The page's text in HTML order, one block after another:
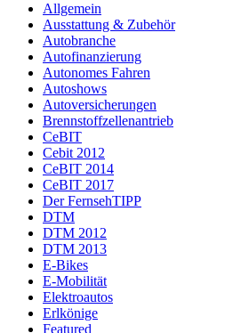
Allgemein
Ausstattung & Zubehör
Autobranche
Autofinanzierung
Autonomes Fahren
Autoshows
Autoversicherungen
Brennstoffzellenantrieb
CeBIT
Cebit 2012
CeBIT 2014
CeBIT 2017
Der FernsehTIPP
DTM
DTM 2012
DTM 2013
E-Bikes
E-Mobilität
Elektroautos
Erlkönige
Featured